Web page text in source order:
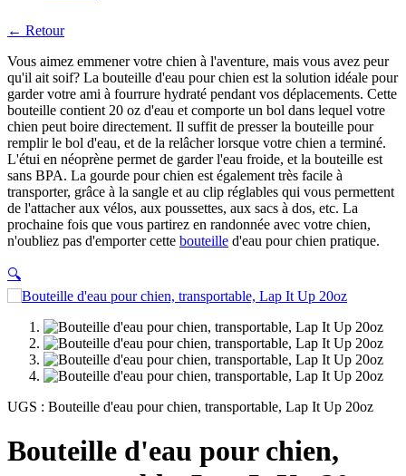
← Retour
Vous aimez emmener votre chien à l'aventure, mais vous avez peur
qu'il ait soif? La bouteille d'eau pour chien est la solution idéale pour
garder votre ami à fourrure hydraté pendant vos déplacements. Cette
bouteille contient 20 oz d'eau et comporte un bol dans lequel votre
chien peut boire directement. Il suffit de presser la bouteille pour
remplir le bol d'eau, et de la relâcher lorsque votre chien a terminé.
L'étui en néoprène permet de garder l'eau froide, et la bouteille est
sans BPA. La gourde pour chien est également très facile à
transporter, grâce à la sangle et au clip réglables qui vous permettent
de l'attacher aux vélos, aux poussettes, aux sacs à dos, etc. La
prochaine fois que vous partirez en randonnée avec votre chien,
n'oubliez pas d'emporter cette bouteille d'eau pour chien pratique.
🔍
UGS : Bouteille d'eau pour chien, transportable, Lap It Up 20oz
Bouteille d'eau pour chien,